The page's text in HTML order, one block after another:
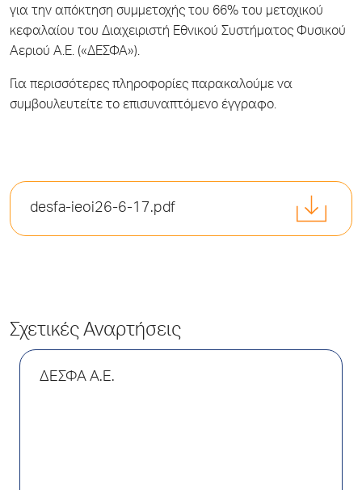
για την απόκτηση συμμετοχής του 66% του μετοχικού
κεφαλαίου του Διαχειριστή Εθνικού Συστήματος Φυσικού
Αεριού Α.Ε. («ΔΕΣΦΑ»).
Για περισσότερες πληροφορίες παρακαλούμε να
συμβουλευτείτε το επισυναπτόμενο έγγραφο.
desfa-ieoi26-6-17.pdf
Σχετικές Αναρτήσεις
ΔΕΣΦΑ Α.Ε.